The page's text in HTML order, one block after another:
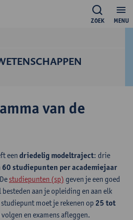
MENU
ZOEK
van de
een driedelig modeltraject: drie
60 studiepunten per academiejaar
studiepunten (sp) geven je een goed
aan je opleiding en aan elk
moet je rekenen op 25 tot
en examens afleggen.